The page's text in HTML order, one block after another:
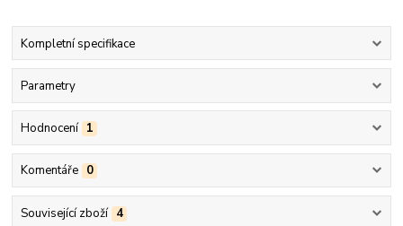
Kompletní specifikace
Parametry
Hodnocení 1
Komentáře 0
Související zboží 4